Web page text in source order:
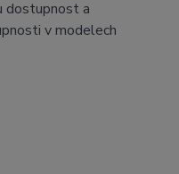
dostupnost a
v modelech